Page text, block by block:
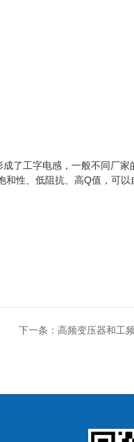
了工字电感，一般不同厂家
性、低阻抗、高Q值，可
下一条：高频变压器和工